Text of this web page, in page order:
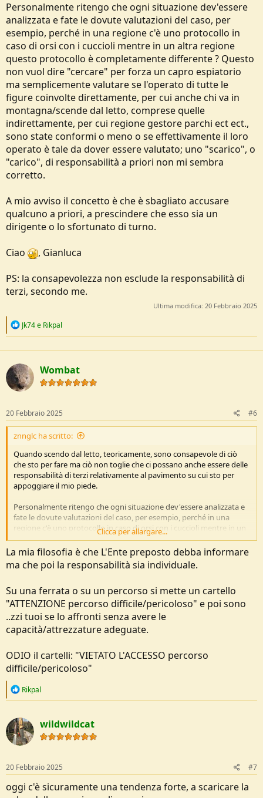
Personalmente ritengo che ogni situazione dev'essere
analizzata e fate le dovute valutazioni del caso, per
esempio, perché in una regione c'è uno protocollo in
caso di orsi con i cuccioli mentre in un altra regione
questo protocollo è completamente differente ? Questo
non vuol dire "cercare" per forza un capro espiatorio
ma semplicemente valutare se l'operato di tutte le
figure coinvolte direttamente, per cui anche chi va in
montagna/scende dal letto, comprese quelle
indirettamente, per cui regione gestore parchi ect ect.,
sono state conformi o meno o se effettivamente il loro
operato è tale da dover essere valutato; uno "scarico", o
"carico", di responsabilità a priori non mi sembra
corretto.
A mio avviso il concetto è che è sbagliato accusare
qualcuno a priori, a prescindere che esso sia un
dirigente o lo sfortunato di turno.
Ciao
, Gianluca
PS: la consapevolezza non esclude la responsabilità di
terzi, secondo me.
Ultima modifica: 20 Febbraio 2025
R
c
t
i
o
n
Jk74e Rikpal
Wombat
20 Febbraio 2025 #6
znnglc ha scritto:
Quando scendo dal letto, teoricamente, sono consapevole di ciò
che sto per fare ma ciò non toglie che ci possano anche essere delle
responsabilità di terzi relativamente al pavimento su cui sto per
appoggiare il mio piede.
Personalmente ritengo che ogni situazione dev'essere analizzata e
fate le dovute valutazioni del caso, per esempio, perché in una
regione c'è uno protocollo in caso di orsi con i cuccioli mentre in un
altra regione questo protocollo è completamente differente ?
Questo non vuol dire "cercare" per forza un capro espiatorio ma
semplicemente valutare se l'operato di tutte le figure coinvolte
direttamente, per cui anche chi va in montagna/scende dal letto,
ect., sono state conformi o meno o se effettivamente il loro operato
è tale da dover essere valutato; uno "scarico", o "carico", di
responsabilità a priori non mi sembra corretto.
A mio avviso il concetto è che è sbagliato accusare qualcuno a priori,
Ciao
, Gianluca
PS: la consapevolezza non esclude la responsabilità di terzi, secondo
me.
Clicca per allargare...
La mia filosofia è che L'Ente preposto debba informare
ma che poi la responsabilità sia individuale.
Su una ferrata o su un percorso si mette un cartello
"ATTENZIONE percorso difficile/pericoloso" e poi sono
..zzi tuoi se lo affronti senza avere le
capacità/attrezzature adeguate.
ODIO il cartelli: "VIETATO L'ACCESSO percorso
difficile/pericoloso"
R
c
t
o
s
:
Rikpal
wildwildcat
20 Febbraio 2025 #7
oggi c'è sicuramente una tendenza forte, a scaricare la